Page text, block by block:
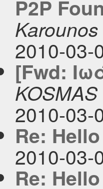
P2P
Karounos
2010-03-
[Fwd:
KOSMAS
2010-03-
Re:
2010-03-
Re: